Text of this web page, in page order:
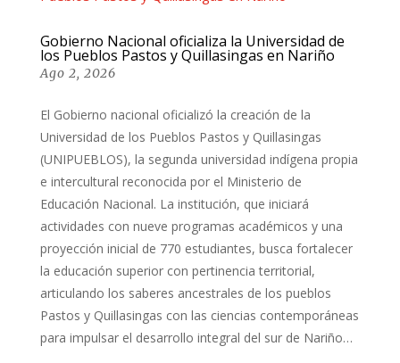
Gobierno Nacional oficializa la Universidad de
los Pueblos Pastos y Quillasingas en Nariño
Ago 2, 2026
El Gobierno nacional oficializó la creación de la
Universidad de los Pueblos Pastos y Quillasingas
(UNIPUEBLOS), la segunda universidad indígena propia
e intercultural reconocida por el Ministerio de
Educación Nacional. La institución, que iniciará
actividades con nueve programas académicos y una
proyección inicial de 770 estudiantes, busca fortalecer
la educación superior con pertinencia territorial,
articulando los saberes ancestrales de los pueblos
Pastos y Quillasingas con las ciencias contemporáneas
para impulsar el desarrollo integral del sur de Nariño…